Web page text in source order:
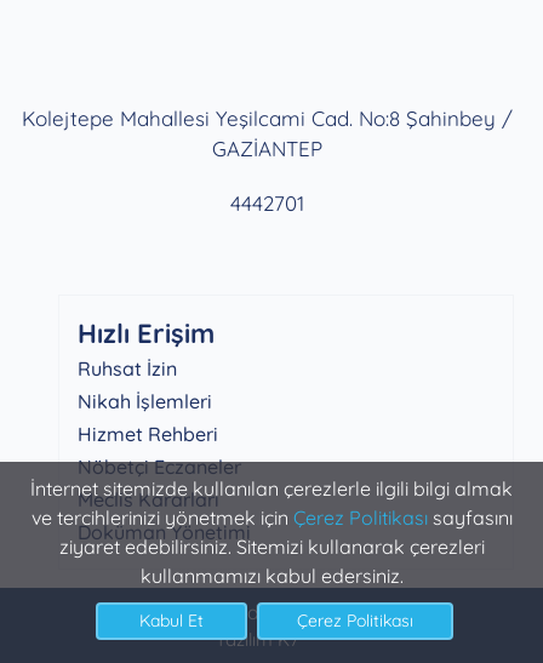
İnternet sitemizde kullanılan çerezlerle ilgili bilgi almak
ve tercihlerinizi yönetmek için Çerez Politikasısayfasını
ziyaret edebilirsiniz. Sitemizi kullanarak çerezleri
kullanmamızı kabul edersiniz.
Kolejtepe Mahallesi Yeşilcami Cad. No:8 Şahinbey /
GAZİANTEP
4442701
Hızlı Erişim
Ruhsat İzin
Nikah İşlemleri
Hizmet Rehberi
Nöbetçi Eczaneler
Meclis Kararları
Doküman Yönetimi
Şahinbey Belediyesi Bilgi İşlem
Yazılım K7